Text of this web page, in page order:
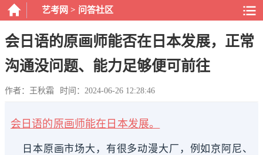
艺考网 > 问答社区
会日语的原画师能否在日本发展，正常
沟通没问题、能力足够便可前往
作者：王秋霜 时间：2024-06-26 12:28:46
会日语的原画师能在日本发展。
日本原画市场大，有很多动漫大厂，例如京阿尼、